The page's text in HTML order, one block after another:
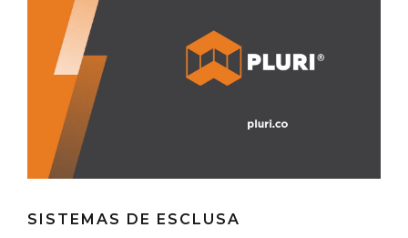
SISTEMAS DE ESCLUSA